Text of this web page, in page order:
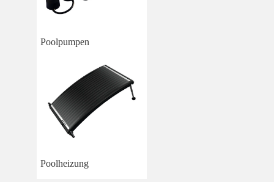
Poolpumpen
Poolheizung